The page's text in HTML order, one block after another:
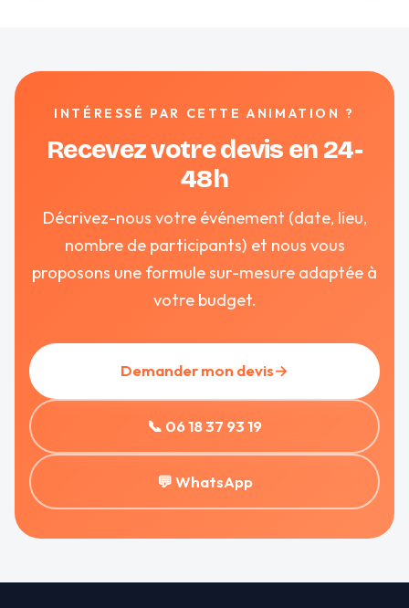
INTÉRESSÉ PAR CETTE ANIMATION ?
Recevez votre devis en 24-
48h
Décrivez-nous votre événement (date, lieu,
nombre de participants) et nous vous
proposons une formule sur-mesure adaptée à
votre budget.
Demander mon devis→
📞 06 18 37 93 19
💬 WhatsApp